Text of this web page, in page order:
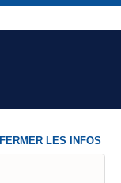
FERMER LES INFOS